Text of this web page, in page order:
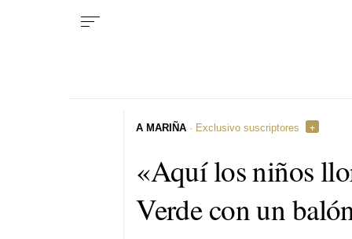
«Aquí los niños
Verde con un
A MARIÑA · Exclusivo suscriptores